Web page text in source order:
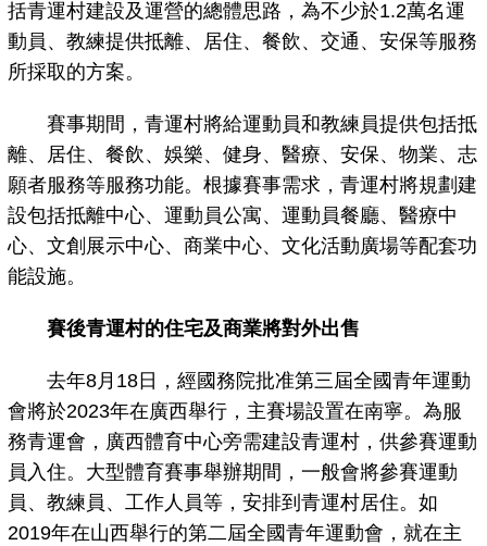
括青運村建設及運營的總體思路，為不少於1.2萬名運
動員、教練提供抵離、居住、餐飲、交通、安保等服務
所採取的方案。
賽事期間，青運村將給運動員和教練員提供包括抵
離、居住、餐飲、娛樂、健身、醫療、安保、物業、志
願者服務等服務功能。根據賽事需求，青運村將規劃建
設包括抵離中心、運動員公寓、運動員餐廳、醫療中
心、文創展示中心、商業中心、文化活動廣場等配套功
能設施。
賽後青運村的住宅及商業將對外出售
去年8月18日，經國務院批准第三屆全國青年運動
會將於2023年在廣西舉行，主賽場設置在南寧。為服
務青運會，廣西體育中心旁需建設青運村，供參賽運動
員入住。大型體育賽事舉辦期間，一般會將參賽運動
員、教練員、工作人員等，安排到青運村居住。如
2019年在山西舉行的第二屆全國青年運動會，就在主